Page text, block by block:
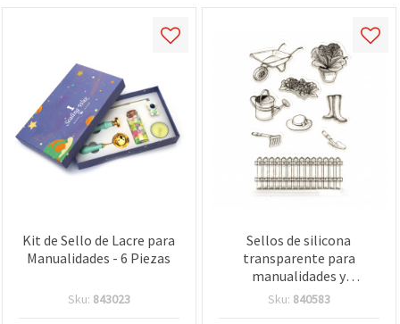
Kit de Sello de Lacre para
Manualidades - 6 Piezas
Sku: 843023
Sellos de silicona
transparente para
manualidades y
scrapbooking, 20 x 10 cm
Sku: 840583